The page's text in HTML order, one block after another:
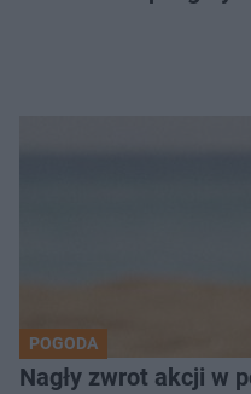
POGODA
Nagły zwrot akcji w